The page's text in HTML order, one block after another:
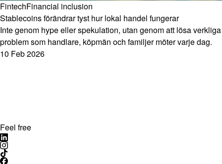
FintechFinancial inclusion
Stablecoins förändrar tyst hur lokal handel fungerar
Inte genom hype eller spekulation, utan genom att lösa verkliga
problem som handlare, köpmän och familjer möter varje dag.
10 Feb 2026
Feel free